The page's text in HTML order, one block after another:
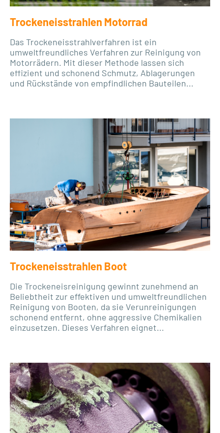
Trockeneisstrahlen Motorrad
Das Trockeneisstrahlverfahren ist ein
umweltfreundliches Verfahren zur Reinigung von
Motorrädern. Mit dieser Methode lassen sich
effizient und schonend Schmutz, Ablagerungen
und Rückstände von empfindlichen Bauteilen...
Trockeneisstrahlen Boot
Die Trockeneisreinigung gewinnt zunehmend an
Beliebtheit zur effektiven und umweltfreundlichen
Reinigung von Booten, da sie Verunreinigungen
schonend entfernt, ohne aggressive Chemikalien
einzusetzen. Dieses Verfahren eignet...